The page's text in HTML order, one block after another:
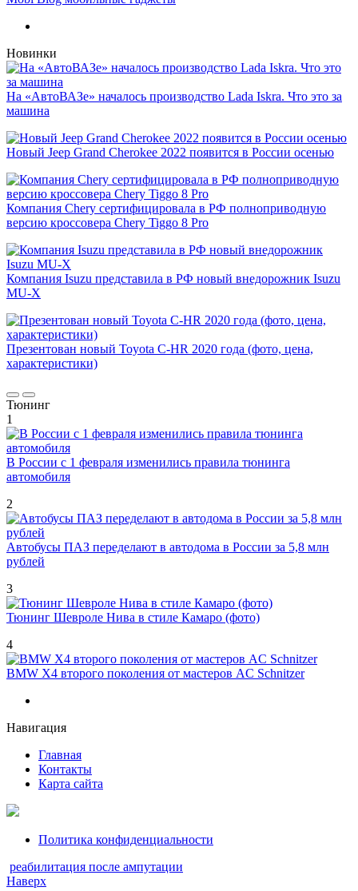
Новинки
На «АвтоВАЗе» началось производство Lada Iskra. Что это за
машина
Новый Jeep Grand Cherokee 2022 появится в России осенью
Компания Chery сертифицировала в РФ полноприводную
версию кроссовера Chery Tiggo 8 Pro
Компания Isuzu представила в РФ новый внедорожник Isuzu
MU-X
Презентован новый Toyota C-HR 2020 года (фото, цена,
характеристики)
Тюнинг
1
В России с 1 февраля изменились правила тюнинга
автомобиля
2
Автобусы ПАЗ переделают в автодома в России за 5,8 млн
рублей
3
Тюнинг Шевроле Нива в стиле Камаро (фото)
4
BMW X4 второго поколения от мастеров AC Schnitzer
Навигация
Главная
Контакты
Карта сайта
Политика конфиденциальности
реабилитация после ампутации
Наверх